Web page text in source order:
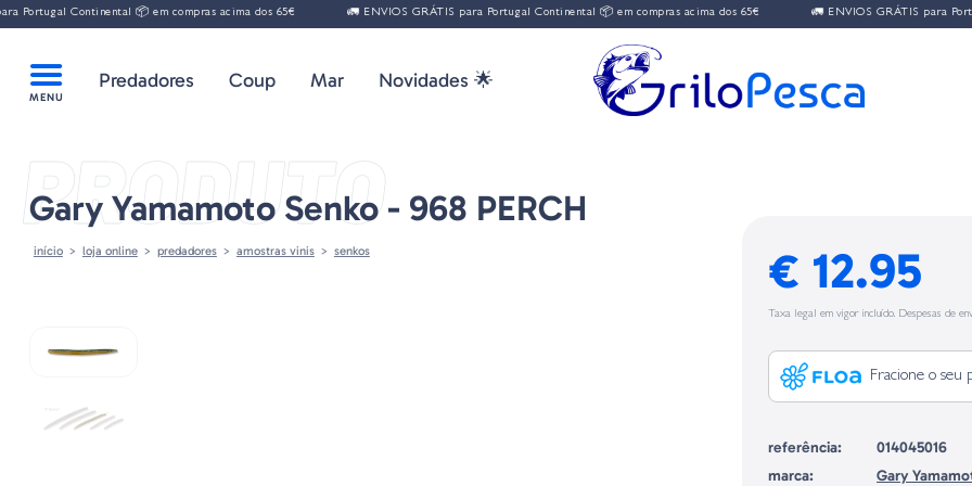
Continental 📦 em compras acima dos 65€ 🚛 ENVIOS GRÁTIS para Portugal Continental 📦 em compras acima dos 65€ 🚛 ENVIOS GRÁTIS para Portugal
Predadores Coup Mar Novidades 🌟
PRODUTO
Gary Yamamoto Senko - 968 PERCH
início loja online predadores amostras vinis senkos € 12.95
Taxa legal em vigor incluído. Despesas de
Fracione o
referência:
014045016
marca:
Gary